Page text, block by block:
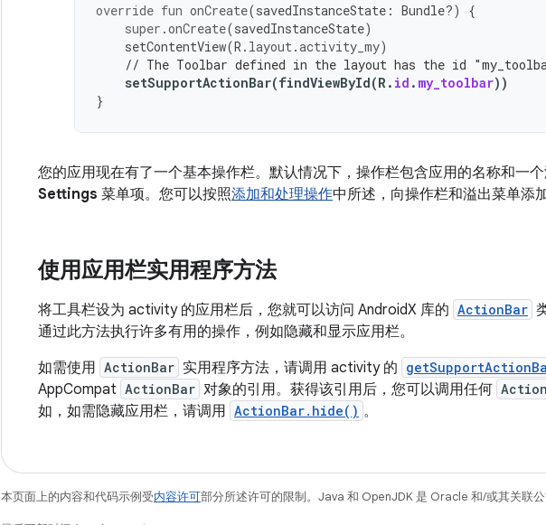
override fun onCreate(savedInstanceState : Bundle?)
{
super .onCreate(savedInstanceState)
setContentView(R . layout .activity_my)
// The Toolbar defined in the layout has the id
setSupportActionBar(findViewById(R . id . my_toolbar))
}
您的应用现在有了一个基本操作栏。默认情况下，操作栏包含应用的名称和一
Settings 菜单项。您可以按照添加和处理操作中所述，向操作栏和溢出菜单添
使用应用栏实用程序方法
将工具栏设为 activity 的应用栏后，您就可以访问 AndroidX 库的 ActionBar
通过此方法执行许多有用的操作，例如隐藏和显示应用栏。
如需使用 ActionBar 实用程序方法，请调用 activity 的
AppCompat ActionBar 对象的引用。获得该引用后，您可以调用任何
如，如需隐藏应用栏，请调用 ActionBar.hide() 。
本页面上的内容和代码示例受内容许可部分所述许可的限制。Java 和 OpenJDK 是 Oracle 和/或其关联